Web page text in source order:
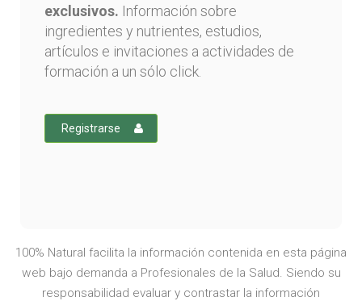
exclusivos. Información sobre
ingredientes y nutrientes, estudios,
artículos e invitaciones a actividades de
formación a un sólo click.
Registrarse
100% Natural facilita la información contenida en esta página
web bajo demanda a Profesionales de la Salud. Siendo su
responsabilidad evaluar y contrastar la información